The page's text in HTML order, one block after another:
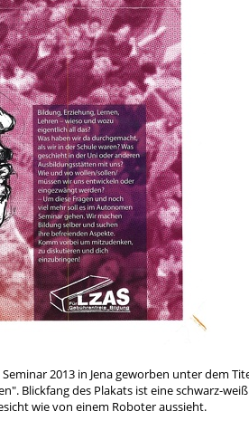
2013 in Jena geworben unter dem
Blickfang des Plakats ist eine schwarz-
wie von einem Roboter aussieht.